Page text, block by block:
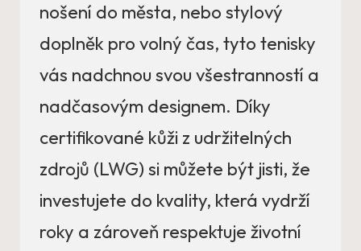
nošení do města, nebo stylový
doplněk pro volný čas, tyto tenisky
vás nadchnou svou všestranností a
nadčasovým designem. Díky
certifikované kůži z udržitelných
zdrojů (LWG) si můžete být jisti, že
investujete do kvality, která vydrží
roky a zároveň respektuje životní